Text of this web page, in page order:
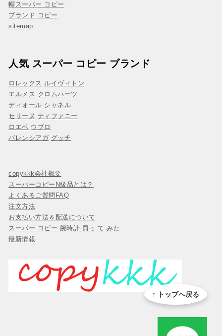
帽スーパー コピー
ブランド コピー
sitemap
人気 スーパー コピー ブランド
ロレックス ルイヴィトン
エルメス クロムハーツ
ディオール シャネル
セリーヌ ティファニー
ロエベ ウブロ
バレンシアガ グッチ
copykkk会社概要
スーパーコピーN級品とは？
よくあるご質問FAQ
注文方法
お支払い方法＆配送について
スーパー コピー 腕時計 買っ て みた
最新情報
↑ トップへ戻る